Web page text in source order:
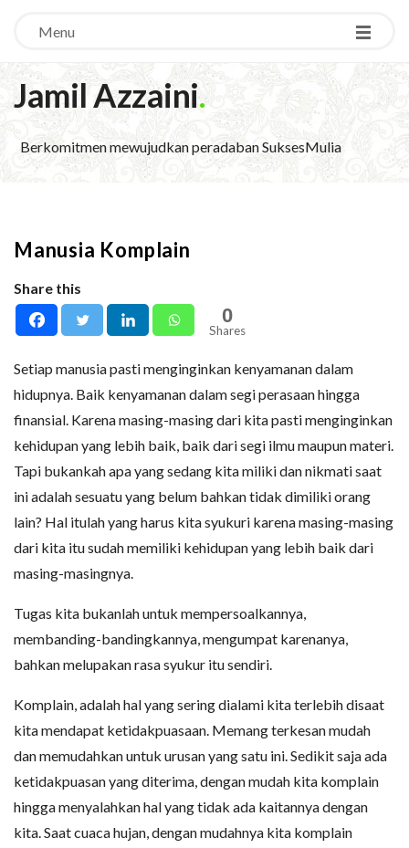
Menu
Jamil Azzaini.
Berkomitmen mewujudkan peradaban SuksesMulia
Manusia Komplain
Share this
0
Shares
Setiap manusia pasti menginginkan kenyamanan dalam
hidupnya. Baik kenyamanan dalam segi perasaan hingga
finansial. Karena masing-masing dari kita pasti menginginkan
kehidupan yang lebih baik, baik dari segi ilmu maupun materi.
Tapi bukankah apa yang sedang kita miliki dan nikmati saat
ini adalah sesuatu yang belum bahkan tidak dimiliki orang
lain? Hal itulah yang harus kita syukuri karena masing-masing
dari kita itu sudah memiliki kehidupan yang lebih baik dari
masing-masingnya.
Tugas kita bukanlah untuk mempersoalkannya,
membanding-bandingkannya, mengumpat karenanya,
bahkan melupakan rasa syukur itu sendiri.
Komplain, adalah hal yang sering dialami kita terlebih disaat
kita mendapat ketidakpuasaan. Memang terkesan mudah
dan memudahkan untuk urusan yang satu ini. Sedikit saja ada
ketidakpuasan yang diterima, dengan mudah kita komplain
hingga menyalahkan hal yang tidak ada kaitannya dengan
kita. Saat cuaca hujan, dengan mudahnya kita komplain